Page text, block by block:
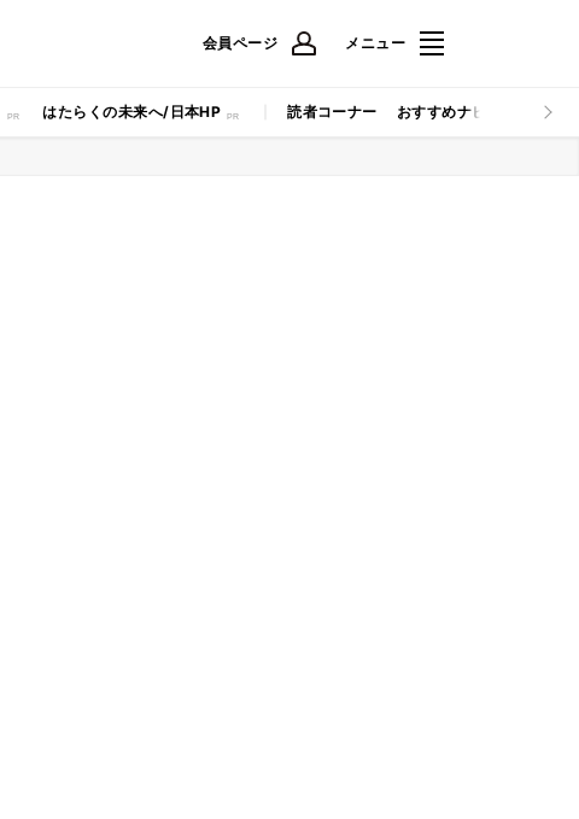
会員ページ メニュー
はたらくの未来へ/日本HP 読者コーナー おすすめナビ マイナビ